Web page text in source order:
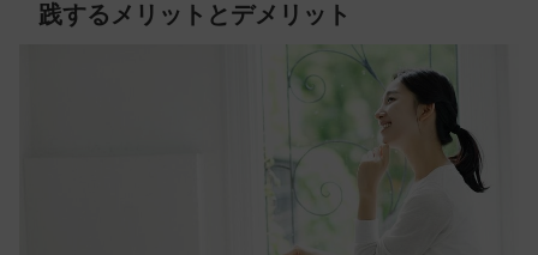
践するメリットとデメリット